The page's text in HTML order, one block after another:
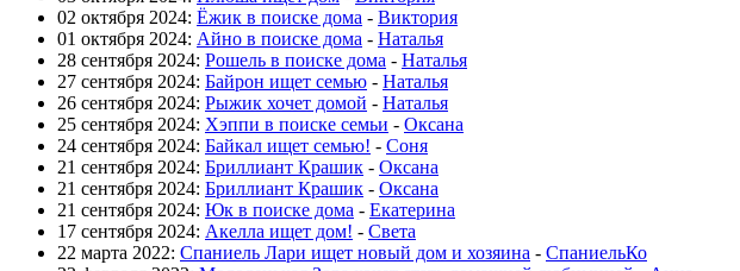
02 октября 2024: Ёжик в поиске дома - Виктория
01 октября 2024: Айно в поиске дома - Наталья
28 сентября 2024: Рошель в поиске дома - Наталья
27 сентября 2024: Байрон ищет семью - Наталья
26 сентября 2024: Рыжик хочет домой - Наталья
25 сентября 2024: Хэппи в поиске семьи - Оксана
24 сентября 2024: Байкал ищет семью! - Соня
21 сентября 2024: Бриллиант Крашик - Оксана
21 сентября 2024: Бриллиант Крашик - Оксана
21 сентября 2024: Юк в поиске дома - Екатерина
17 сентября 2024: Акелла ищет дом! - Света
22 марта 2022: Спаниель Лари ищет новый дом и хозяина - СпаниельКо